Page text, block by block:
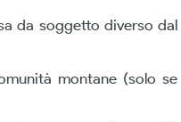
da soggetto diverso dal
montane (solo se